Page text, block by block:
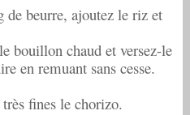
de beurre, ajoutez le riz et
bouillon chaud et versez-le
en remuant sans cesse.
fines le chorizo.